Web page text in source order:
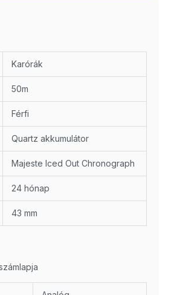
Karórák
50m
Férfi
Quartz akkumulátor
Majeste Iced Out Chronograph
24 hónap
43 mm